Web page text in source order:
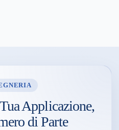
Applicazione,
di Parte